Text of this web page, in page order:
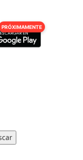
PRÓXIMAMENTE